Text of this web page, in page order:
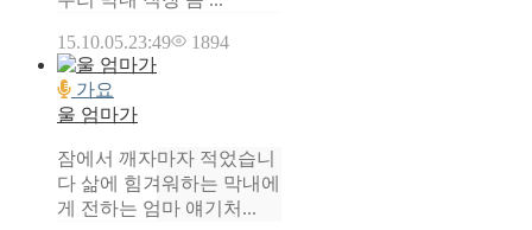
15.10.05.23:49 1894
가요
울 엄마가
잠에서 깨자마자 적었습니
다 삶에 힘겨워하는 막내에
게 전하는 엄마 얘기처...